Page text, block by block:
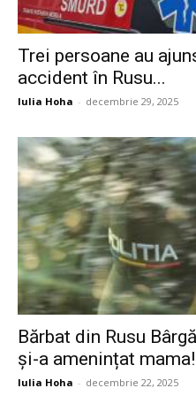
Trei persoane au
accident în Rusu...
Iulia Hoha - decembrie 29, 2025
Bărbat din Rusu
și-a amenințat
Iulia Hoha - decembrie 22, 2025